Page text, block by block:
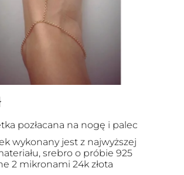
pozłacana na nogę i palec
wykonany jest z najwyższej
srebro o próbie 925
2 mikronami 24k złota